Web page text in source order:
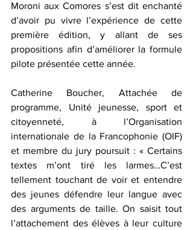
Moroni aux Comores s’est dit enchanté
d’avoir pu vivre l’expérience de cette
première édition, y allant de ses
propositions afin d’améliorer la formule
pilote présentée cette année.
Catherine Boucher, Attachée de
programme, Unité jeunesse, sport et
citoyenneté, à l’Organisation
internationale de la Francophonie (OIF)
et membre du jury poursuit : « Certains
textes m’ont tiré les larmes…C’est
tellement touchant de voir et entendre
des jeunes défendre leur langue avec
des arguments de taille. On saisit tout
l’attachement des élèves à leur culture